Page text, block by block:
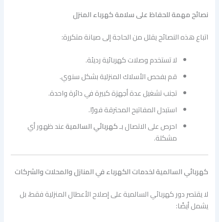
نصائح مهمة للحفاظ على سلامة كهرباء المنزل
اتباع هذه النصائح يقلل من الحاجة إلى صيانة متكررة:
لا تستخدم وصلات كهربائية رديئة.
قم بفحص الأسلاك المنزلية بشكل سنوي.
تجنب تشغيل عدة أجهزة كبيرة في دائرة واحدة.
استبدل المفاتيح المحترقة فورًا.
احرص على الاتصال بـكهربائي السالميةعند ظهور أي
مشكلة.
كهربائي السالمية لخدمات الكهرباء في المنازل والمحلات والشركات
لا يقتصر دور كهربائي السالمية على إصلاح الأعطال المنزلية فقط، بل
يشمل أيضًا: